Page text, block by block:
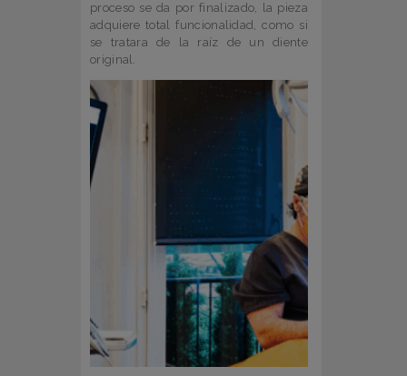
proceso se da por finalizado, la pieza
adquiere total funcionalidad, como si
se tratara de la raíz de un diente
original.